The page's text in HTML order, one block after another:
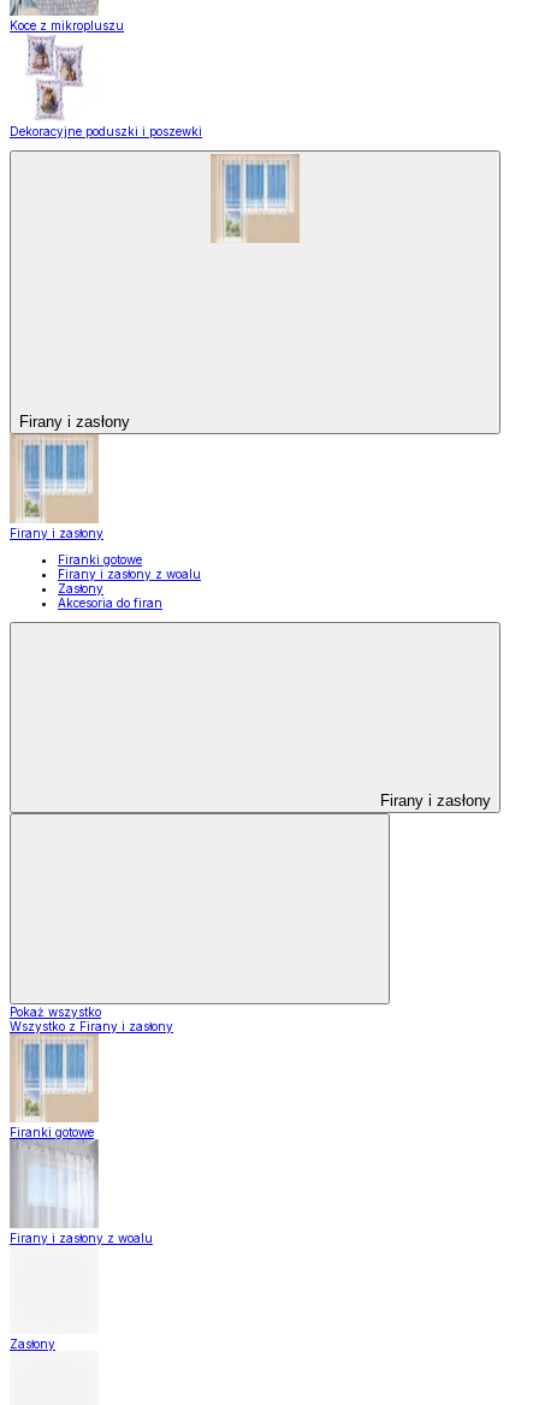
Koce z mikropluszu
Dekoracyjne poduszki i poszewki
Firany i zasłony
Firany i zasłony
Firanki gotowe
Firany i zasłony z woalu
Zasłony
Akcesoria do firan
Firany i zasłony
Pokaż wszystko
Wszystko z Firany i zasłony
Firanki gotowe
Firany i zasłony z woalu
Zasłony